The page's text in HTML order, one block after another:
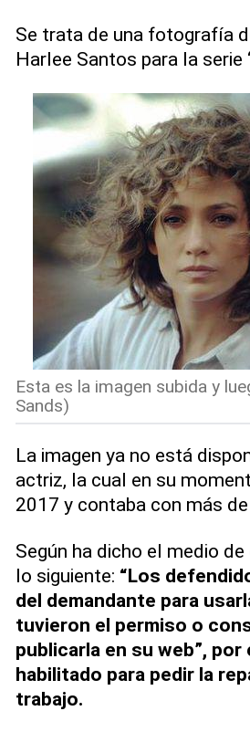
Se trata de una fotografía
Harlee Santos para la serie
Esta es la imagen subida y
Sands)
La imagen ya no está
actriz, la cual en su
2017 y contaba con más
Según ha dicho el medio
lo siguiente: “Los
del demandante para
tuvieron el permiso o
publicarla en su web”,
habilitado para pedir la
trabajo.